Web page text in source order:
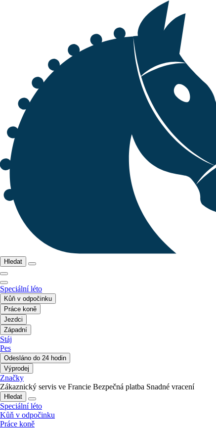
Hledat
Speciální léto
Kůň v odpočinku
Práce koně
Jezdci
Západní
Stáj
Pes
Odesláno do 24 hodin
Výprodej
Značky
Zákaznický servis ve Francie Bezpečná platba Snadné vracení
Hledat
Speciální léto
Kůň v odpočinku
Práce koně